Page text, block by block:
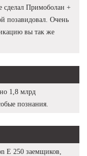
сделал Примоболан +
позавидовал. Очень
вы так же
1,8 млрд
познания.
E 250 заемщиков,